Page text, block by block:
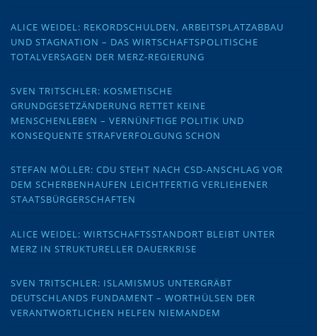
ALICE WEIDEL: REKORDSCHULDEN, ARBEITSPLATZABBAU
UND STAGNATION – DAS WIRTSCHAFTSPOLITISCHE
TOTALVERSAGEN DER MERZ-REGIERUNG
SVEN TRITSCHLER: KOSMETISCHE
GRUNDGESETZÄNDERUNG RETTET KEINE
MENSCHENLEBEN – VERNÜNFTIGE POLITIK UND
KONSEQUENTE STRAFVERFOLGUNG SCHON
STEFAN MÖLLER: CDU STEHT NACH CSD-ANSCHLAG VOR
DEM SCHERBENHAUFEN LEICHTFERTIG VERLIEHENER
STAATSBÜRGERSCHAFTEN
ALICE WEIDEL: WIRTSCHAFTSSTANDORT BLEIBT UNTER
MERZ IN STRUKTURELLER DAUERKRISE
SVEN TRITSCHLER: ISLAMISMUS UNTERGRÄBT
DEUTSCHLANDS FUNDAMENT – WORTHÜLSEN DER
VERANTWORTLICHEN HELFEN NIEMANDEM